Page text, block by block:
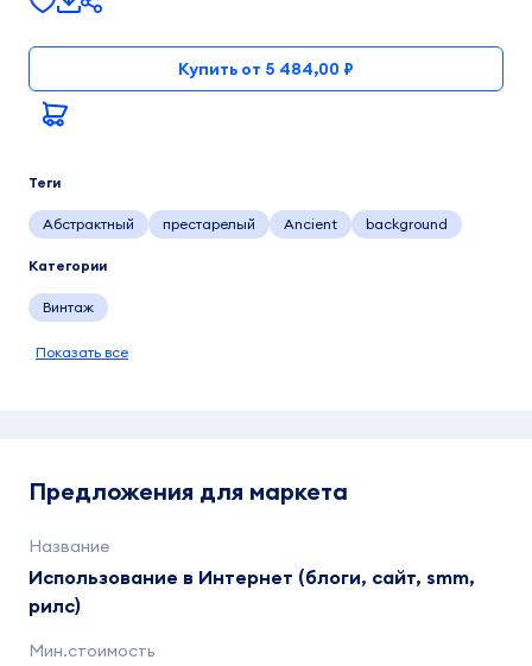
Купить от 5 484,00 ₽
Теги
Абстрактный престарелый Ancient background
Категории
Винтаж
Показать все
Предложения для маркета
Использование в Интернет (блоги, сайт, smm,
рилс)